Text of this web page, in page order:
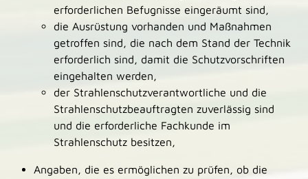
erforderlichen Befugnisse eingeräumt sind,
die Ausrüstung vorhanden und Maßnahmen
getroffen sind, die nach dem Stand der Technik
erforderlich sind, damit die Schutzvorschriften
eingehalten werden,
der Strahlenschutzverantwortliche und die
Strahlenschutzbeauftragten zuverlässig sind
und die erforderliche Fachkunde im
Strahlenschutz besitzen,
Angaben, die es ermöglichen zu prüfen, ob die